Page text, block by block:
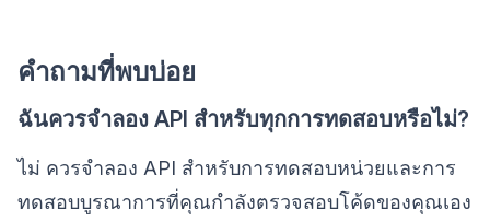
คำถามที่พบบ่อย
ฉันควรจำลอง API สำหรับทุกการทดสอบหรือไม่?
ไม่ ควรจำลอง API สำหรับการทดสอบหน่วยและการ
ทดสอบบูรณาการที่คุณกำลังตรวจสอบโค้ดของคุณเอง